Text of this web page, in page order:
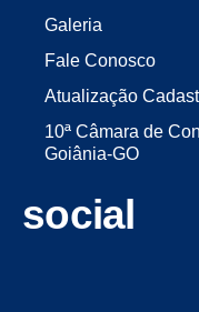
Galeria
Fale Conosco
Atualização
10ª Câmara de
Goiânia-GO
social